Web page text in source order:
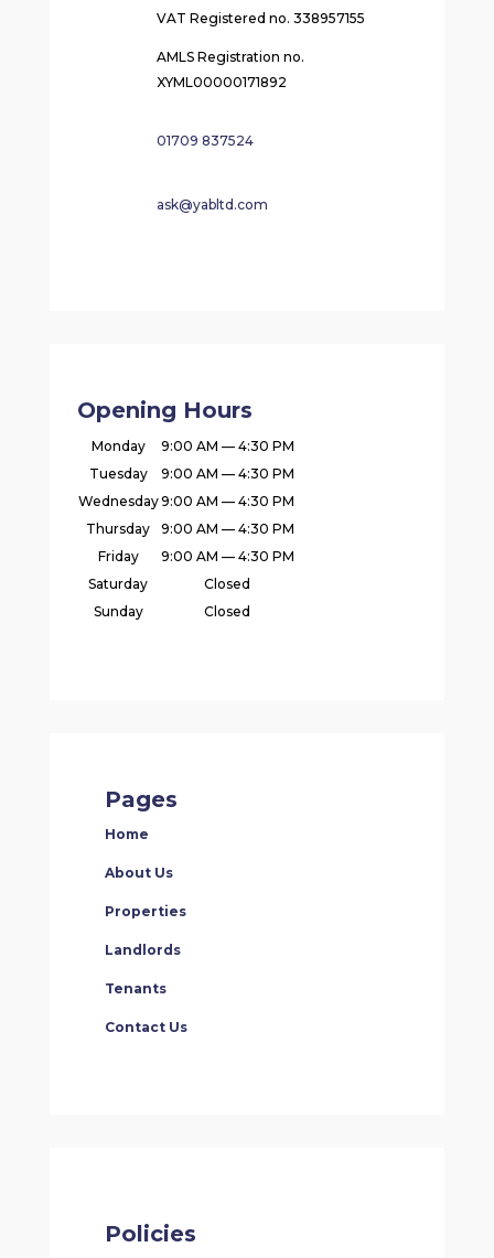
VAT Registered no. 338957155
AMLS Registration no.
XYML00000171892
01709 837524
ask@yabltd.com
Opening Hours
Monday
9:00 AM — 4:30 PM
Tuesday
9:00 AM — 4:30 PM
Wednesday9:00 AM — 4:30 PM
Thursday
9:00 AM — 4:30 PM
Friday
9:00 AM — 4:30 PM
Saturday
Closed
Sunday
Closed
Pages
Home
About Us
Properties
Landlords
Tenants
Contact Us
Policies